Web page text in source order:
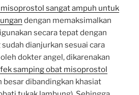
sangat ampuh untuk
dengan memaksimalkan
secara tepat dengan
dianjurkan sesuai cara
dokter angel, dikarenakan
samping obat misoprostol
besar dibandingkan khasiat